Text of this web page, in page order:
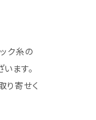
ク糸の
ます。
り寄せく